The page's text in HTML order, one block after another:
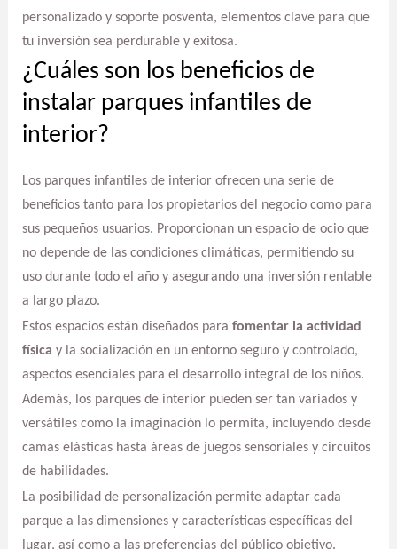
personalizado y soporte posventa, elementos clave para que
tu inversión sea perdurable y exitosa.
¿Cuáles son los beneficios de
instalar parques infantiles de
interior?
Los parques infantiles de interior ofrecen una serie de
beneficios tanto para los propietarios del negocio como para
sus pequeños usuarios. Proporcionan un espacio de ocio que
no depende de las condiciones climáticas, permitiendo su
uso durante todo el año y asegurando una inversión rentable
a largo plazo.
Estos espacios están diseñados para fomentar la actividad
física y la socialización en un entorno seguro y controlado,
aspectos esenciales para el desarrollo integral de los niños.
Además, los parques de interior pueden ser tan variados y
versátiles como la imaginación lo permita, incluyendo desde
camas elásticas hasta áreas de juegos sensoriales y circuitos
de habilidades.
La posibilidad de personalización permite adaptar cada
parque a las dimensiones y características específicas del
lugar, así como a las preferencias del público objetivo.